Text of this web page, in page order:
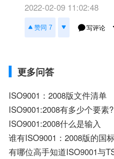
2022-02-09 11:02:48
赞同 7 写评论
更多问答
ISO9001：2008版文件清单
ISO9001:2008有多少个要素?
ISO9001:2008什么是输入